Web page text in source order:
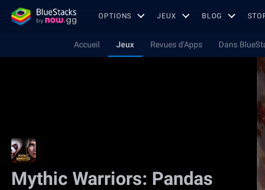
OPTIONS JEUX BLOG
Accueil Jeux Revues d'Apps Dans
Mythic Warriors: Pandas